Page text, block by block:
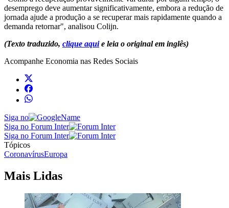
desemprego deve aumentar significativamente, embora a redução de
jornada ajude a produção a se recuperar mais rapidamente quando a
demanda retornar", analisou Colijn.
(Texto traduzido, clique aquie leia o original em inglês)
Acompanhe Economia nas Redes Sociais
Siga no
Siga no Forum Inter
Siga no Forum Inter
Tópicos
CoronavírusEuropa
Mais Lidas